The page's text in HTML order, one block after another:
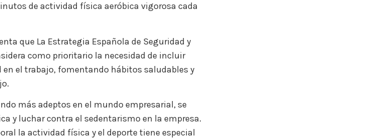
de actividad física aeróbica vigorosa cada
que La Estrategia Española de Seguridad y
como prioritario la necesidad de incluir
el trabajo, fomentando hábitos saludables y
más adeptos en el mundo empresarial, se
y luchar contra el sedentarismo en la empresa.
la actividad física y el deporte tiene especial